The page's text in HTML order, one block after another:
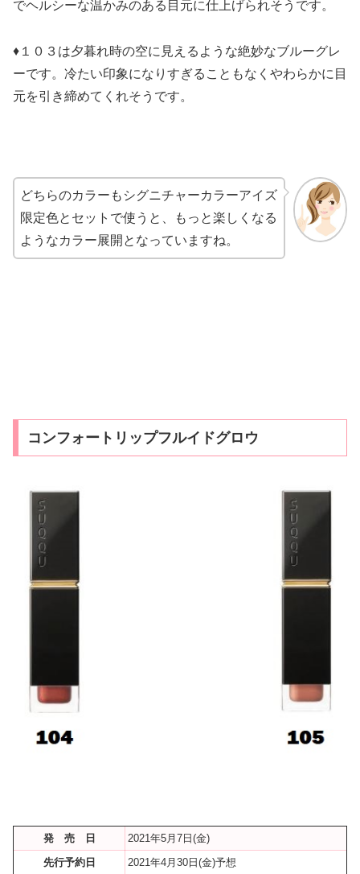
でヘルシーな温かみのある目元に仕上げられそうです。
♦１０３は夕暮れ時の空に見えるような絶妙なブルーグレ
ーです。冷たい印象になりすぎることもなくやわらかに目
元を引き締めてくれそうです。
どちらのカラーもシグニチャーカラーアイズ
限定色とセットで使うと、もっと楽しくなる
ようなカラー展開となっていますね。
コンフォートリップフルイドグロウ
発 売 日
2021年5月7日(金)
先行予約日
2021年4月30日(金)予想